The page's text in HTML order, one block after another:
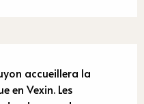
accueillera la
en Vexin. Les